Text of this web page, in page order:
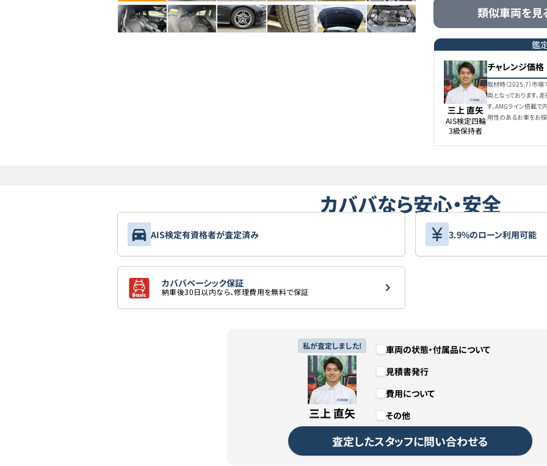
類似車両を見
鑑
三上 直矢
AIS検定四輪
3級保持者
チャレンジ価格
取材時（2025.7）市
両となっております。
す。AMGライン搭載
用性のあるお車をお探
カババなら安心・安全
AIS検定有資格者が査定済み 3.9%のローン利用可能
カババベーシック保証
納車後30日以内なら、修理費用を無料で保証
私が査定しました!
三上 直矢
車両の状態・付属品について
見積書発行
費用について
その他
査定したスタッフに問い合わせる